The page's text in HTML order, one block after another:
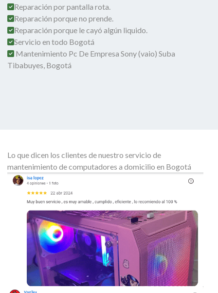
Reparación por pantalla rota.
Reparación porque no prende.
Reparación porque le cayó algún liquido.
Servicio en todo Bogotá
Mantenimiento Pc De Empresa Sony (vaio) Suba
Tibabuyes, Bogotá
Lo que dicen los clientes de nuestro servicio de
mantenimiento de computadores a domicilio en Bogotá